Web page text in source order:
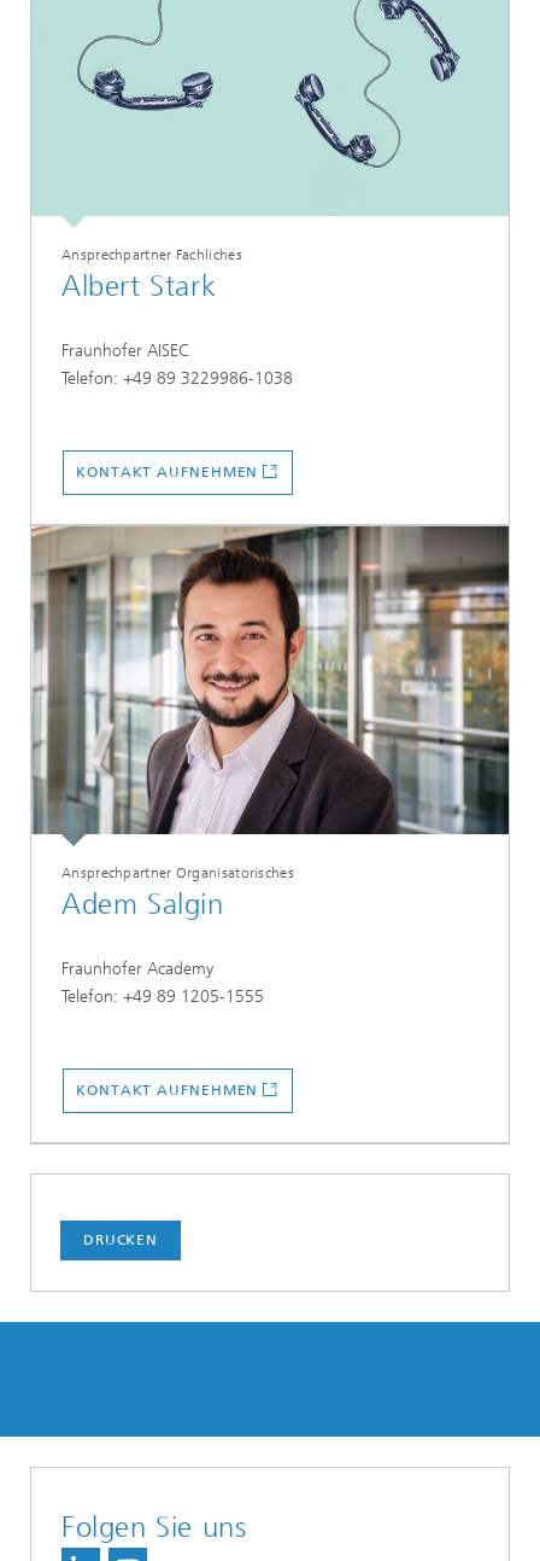
Ansprechpartner Fachliches
Albert Stark
Fraunhofer AISEC
Telefon: +49 89 3229986-1038
KONTAKT AUFNEHMEN
Ansprechpartner Organisatorisches
Adem Salgin
Fraunhofer Academy
Telefon: +49 89 1205-1555
KONTAKT AUFNEHMEN
DRUCKEN
Folgen Sie uns